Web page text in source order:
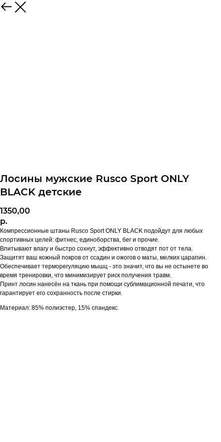
Лосины мужские Rusco Sport ONLY
BLACK детские
1350,00
р.
Компрессионные штаны Rusсo Sport ONLY BLACK подойдут для любых
спортивных целей: фитнес, единоборства, бег и прочие.
Впитывают влагу и быстро сохнут, эффективно отводят пот от тела.
Защитят ваш кожный покров от ссадин и ожогов о маты, мелких царапин.
Обеспечивает терморегуляцию мышц - это значит, что вы не остынете во
время тренировки, что минимизирует риск получения травм.
Принт лосин нанесён на ткань при помощи сублимационной печати, что
гарантирует его сохранность после стирки.
Материал: 85% полиэстер, 15% спандекс.​